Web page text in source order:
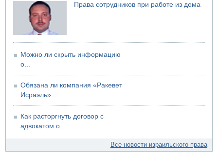
Права сотрудников при работе из дома
Можно ли скрыть информацию
о...
Обязана ли компания «Ракевет
Исраэль»...
Как расторгнуть договор с
адвокатом о...
Все новости израильского права